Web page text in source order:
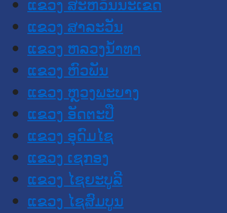
ແຂວງ ສາລະວັນ
ແຂວງ ຫລວງນໍ້າທາ
ແຂວງ ຫົວພັນ
ແຂວງ ຫຼວງພະບາງ
ແຂວງ ອັດຕະປື
ແຂວງ ອຸດົມໄຊ
ແຂວງ ເຊກອງ
ແຂວງ ໄຊຍະບູລີ
ແຂວງ ໄຊສົມບູນ